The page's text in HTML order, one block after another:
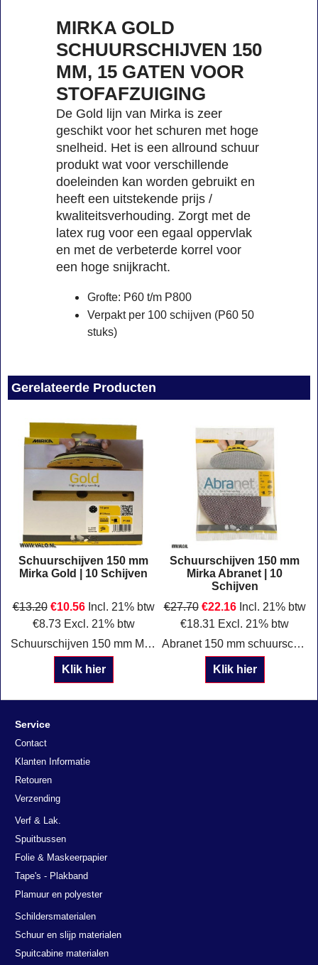
MIRKA GOLD
SCHUURSCHIJVEN 150
MM, 15 GATEN VOOR
STOFAFZUIGING
De Gold lijn van Mirka is zeer
geschikt voor het schuren met hoge
snelheid. Het is een allround schuur
produkt wat voor verschillende
doeleinden kan worden gebruikt en
heeft een uitstekende prijs /
kwaliteitsverhouding. Zorgt met de
latex rug voor een egaal oppervlak
en met de verbeterde korrel voor
een hoge snijkracht.
Grofte: P60 t/m P800
Verpakt per 100 schijven (P60 50
stuks)
Gerelateerde Producten
Schuurschijven 150 mm
Mirka Gold | 10 Schijven
€13.20 €10.56 Incl. 21% btw
€8.73 Excl. 21% btw
Schuurschijven 150 mm Mirka Gold (verpakt per 10 schijven).
Klik hier
Schuurschijven 150 mm
Mirka Abranet | 10
Schijven
€27.70 €22.16 Incl. 21% btw
€18.31 Excl. 21% btw
Abranet 150 mm schuurschijven verpakt per 10 stuks
Klik hier
Service
Contact
Klanten Informatie
Retouren
Verzending
Verf & Lak.
Spuitbussen
Folie & Maskeerpapier
Tape's - Plakband
Plamuur en polyester
Schildersmaterialen
Schuur en slijp materialen
Spuitcabine materialen